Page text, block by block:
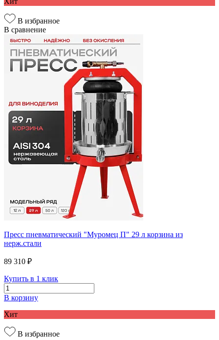
В избранное
В сравнение
Пресс пневматический "Муромец П" 29 л корзина из
нерж.стали
89 310 ₽
Купить в 1 клик
В корзину
Хит
В избранное